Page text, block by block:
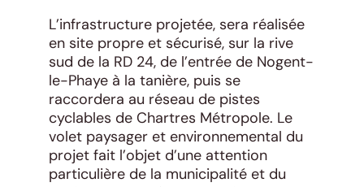
L’infrastructure projetée, sera réalisée
en site propre et sécurisé, sur la rive
sud de la RD 24, de l’entrée de Nogent-
le-Phaye à la tanière, puis se
raccordera au réseau de pistes
cyclables de Chartres Métropole. Le
volet paysager et environnemental du
projet fait l’objet d’une attention
particulière de la municipalité et du